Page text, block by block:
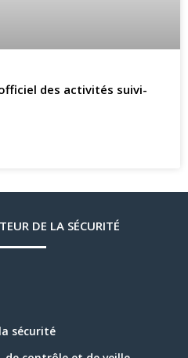
des activités suivi-
DE LA SÉCURITÉ
sécurité